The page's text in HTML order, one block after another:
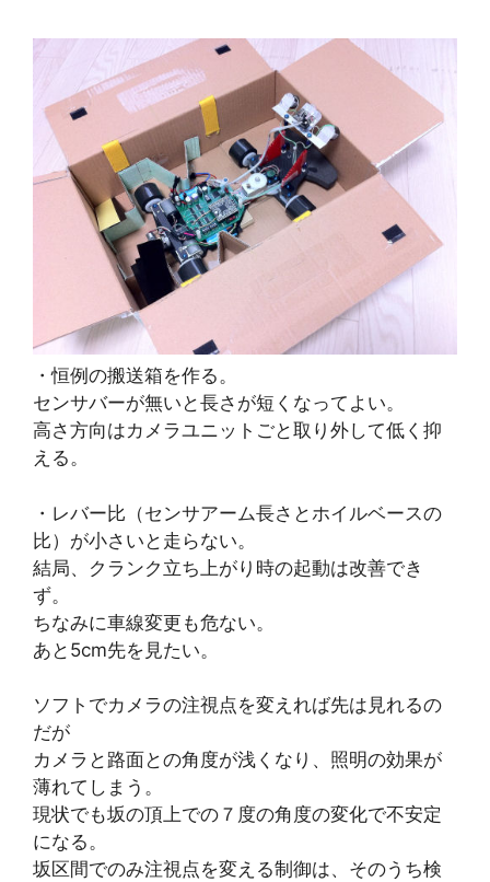
・恒例の搬送箱を作る。
センサバーが無いと長さが短くなってよい。
高さ方向はカメラユニットごと取り外して低く抑
える。
・レバー比（センサアーム長さとホイルベースの
比）が小さいと走らない。
結局、クランク立ち上がり時の起動は改善でき
ず。
ちなみに車線変更も危ない。
あと5cm先を見たい。
ソフトでカメラの注視点を変えれば先は見れるの
だが
カメラと路面との角度が浅くなり、照明の効果が
薄れてしまう。
現状でも坂の頂上での７度の角度の変化で不安定
になる。
坂区間でのみ注視点を変える制御は、そのうち検